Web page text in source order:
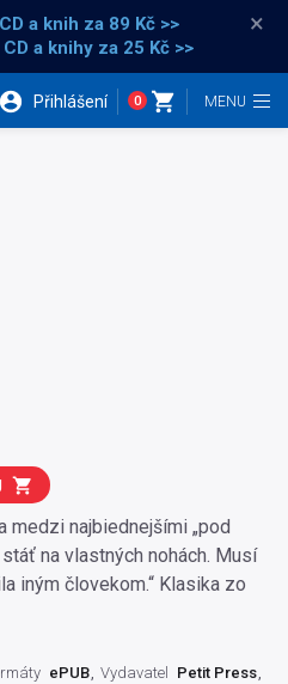
a knih za 89 Kč >>
a knihy za 25 Kč >>
×
Přihlášení 0
medzi najbiednejšími „pod
na vlastných nohách. Musí
iným človekom.“ Klasika zo
ePUB Vydavatel
Petit Press